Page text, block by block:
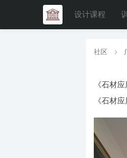
设计课程
社区
《石材
《石材